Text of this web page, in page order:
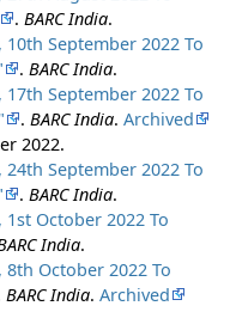
. BARC India.
10th September 2022 To
. BARC India.
17th September 2022 To
. BARC India.Archived
2022.
24th September 2022 To
. BARC India.
1st October 2022 To
India.
8th October 2022 To
BARC India.Archived